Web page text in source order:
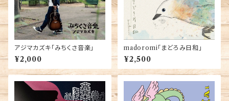
アジマカズキ「みちくさ音楽」
¥2,000
madoromi「まどろみ日和」
¥2,500